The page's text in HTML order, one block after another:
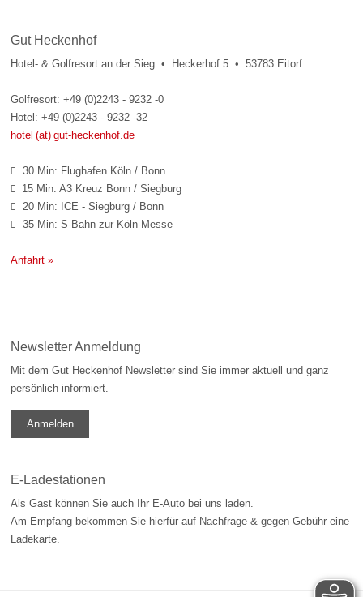
Gut Heckenhof
Hotel- & Golfresort an der Sieg • Heckerhof 5 • 53783 Eitorf
Golfresort: +49 (0)2243 - 9232 -0
Hotel: +49 (0)2243 - 9232 -32
hotel (at) gut-heckenhof.de
 30 Min: Flughafen Köln / Bonn
 15 Min: A3 Kreuz Bonn / Siegburg
 20 Min: ICE - Siegburg / Bonn
 35 Min: S-Bahn zur Köln-Messe
Anfahrt »
Newsletter Anmeldung
Mit dem Gut Heckenhof Newsletter sind Sie immer aktuell und ganz
persönlich informiert.
Anmelden
E-Ladestationen
Als Gast können Sie auch Ihr E-Auto bei uns laden.
Am Empfang bekommen Sie hierfür auf Nachfrage & gegen Gebühr eine
Ladekarte.